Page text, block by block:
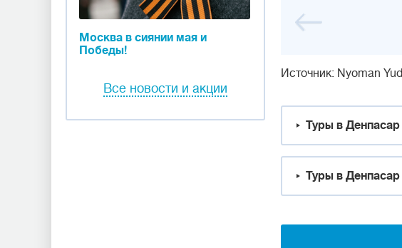
Москва в сиянии мая и
Победы!
Все новости и акции
Источник: Nyoman
Туры в
Туры в Денпасар